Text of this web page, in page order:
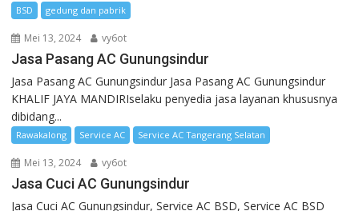
BSD gedung dan pabrik
Mei 13, 2024 vy6ot
Jasa Pasang AC Gunungsindur
Jasa Pasang AC Gunungsindur Jasa Pasang AC Gunungsindur
KHALIF JAYA MANDIRIselaku penyedia jasa layanan khususnya
dibidang...
Rawakalong Service AC Service AC Tangerang Selatan
Mei 13, 2024 vy6ot
Jasa Cuci AC Gunungsindur
Jasa Cuci AC Gunungsindur, Service AC BSD, Service AC BSD